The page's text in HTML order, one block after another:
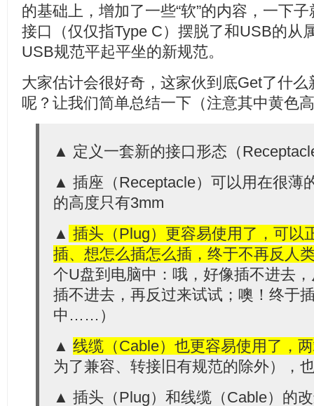
的基础上，增加了一些“软”的内容，一下
接口（仅仅指Type C）摆脱了和USB的从
USB规范平起平坐的新规范。
大家估计会很好奇，这家伙到底Get了什
呢？让我们简单总结一下（注意其中黄色
▲ 定义一套新的接口形态（
▲ 插座（Receptacle）可以用在很薄
的高度只有3mm
▲ 插头（Plug）更容易使用了，可以
插、想怎么插怎么插，终于不再反人
个U盘到电脑中：哦，好像插不进去
插不进去，再反过来试试；噢！终
中……）
▲ 线缆（Cable）也更容易使用了，
为了兼容、转接旧有规范的除外），
▲ 插头（Plug）和线缆（Cable）的